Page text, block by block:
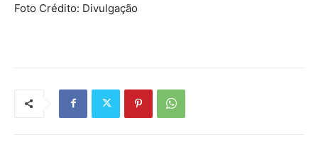
Foto Crédito: Divulgação